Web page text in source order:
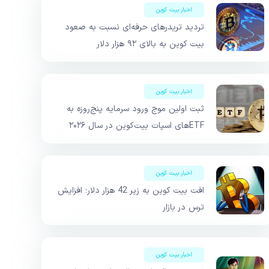
اخبار بیت کوین
تردید تریدرهای حرفه‌ای نسبت به صعود
بیت کوین به بالای ۹۲ هزار دلار
اخبار بیت کوین
ثبت اولین موج ورود سرمایه پنج‌روزه به
ETFهای اسپات بیت‌کوین در سال ۲۰۲۶
اخبار بیت کوین
افت بیت کوین به زیر 42 هزار دلار؛ افزایش
ترس در بازار
اخبار بیت کوین